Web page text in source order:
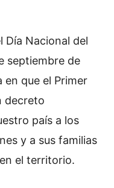
Día Nacional del
septiembre de
en que el Primer
decreto
país a los
y a sus familias
el territorio.